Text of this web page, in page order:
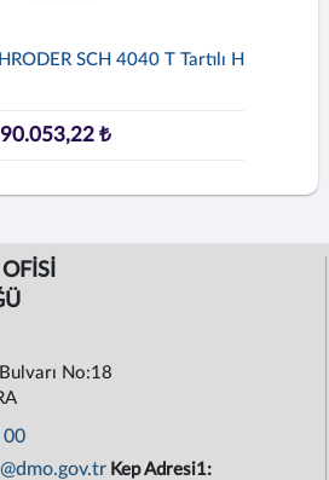
SCH 4040 T Tartılı Hasta
90.053,22 ₺
No:18
00
Kep Adresi1: